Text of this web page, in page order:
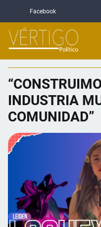
Facebook
INDUSTRIA
COMUNIDAD”